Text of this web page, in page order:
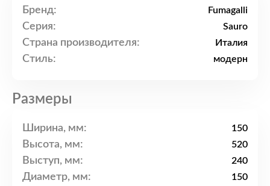
Бренд: Fumagalli
Серия: Sauro
Страна производителя: Италия
Стиль: модерн
Размеры
Ширина, мм: 150
Высота, мм: 520
Выступ, мм: 240
Диаметр, мм: 150